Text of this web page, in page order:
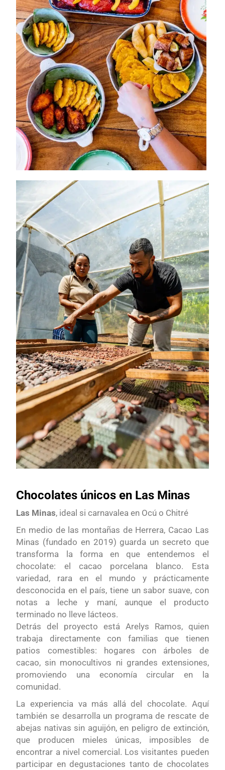
Chocolates únicos en Las Minas
Las Minas, ideal si carnavalea en Ocú o Chitré
En medio de las montañas de Herrera, Cacao Las
Minas (fundado en 2019) guarda un secreto que
transforma la forma en que entendemos el
chocolate: el cacao porcelana blanco. Esta
variedad, rara en el mundo y prácticamente
desconocida en el país, tiene un sabor suave, con
notas a leche y maní, aunque el producto
terminado no lleve lácteos.
Detrás del proyecto está Arelys Ramos, quien
trabaja directamente con familias que tienen
patios comestibles: hogares con árboles de
cacao, sin monocultivos ni grandes extensiones,
promoviendo una economía circular en la
comunidad.
La experiencia va más allá del chocolate. Aquí
también se desarrolla un programa de rescate de
abejas nativas sin aguijón, en peligro de extinción,
que producen mieles únicas, imposibles de
encontrar a nivel comercial. Los visitantes pueden
participar en degustaciones tanto de chocolates